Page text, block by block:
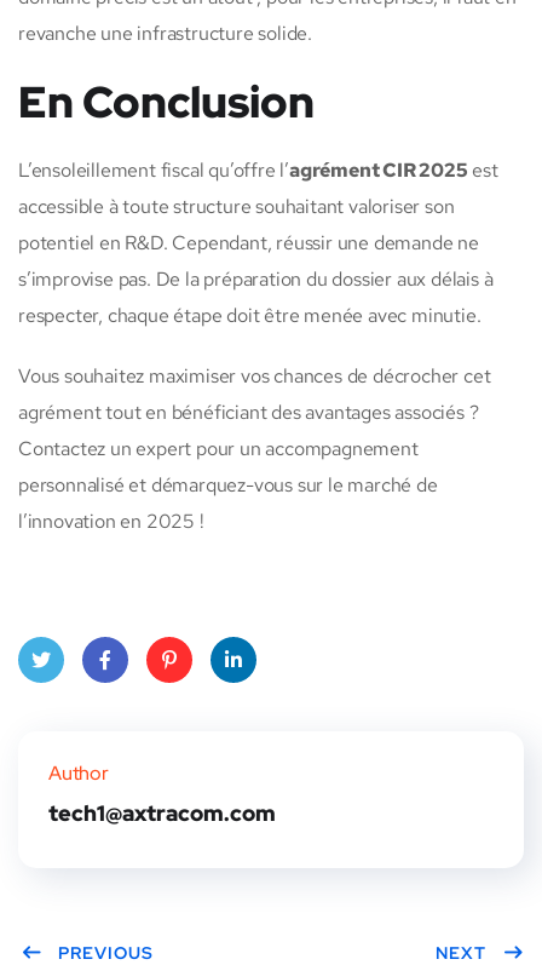
revanche une infrastructure solide.
En Conclusion
L’ensoleillement fiscal qu’offre l’agrément CIR 2025 est
accessible à toute structure souhaitant valoriser son
potentiel en R&D. Cependant, réussir une demande ne
s’improvise pas. De la préparation du dossier aux délais à
respecter, chaque étape doit être menée avec minutie.
Vous souhaitez maximiser vos chances de décrocher cet
agrément tout en bénéficiant des avantages associés ?
Contactez un expert pour un accompagnement
personnalisé et démarquez-vous sur le marché de
l’innovation en 2025 !
Author
tech1@axtracom.com
PREVIOUS NEXT